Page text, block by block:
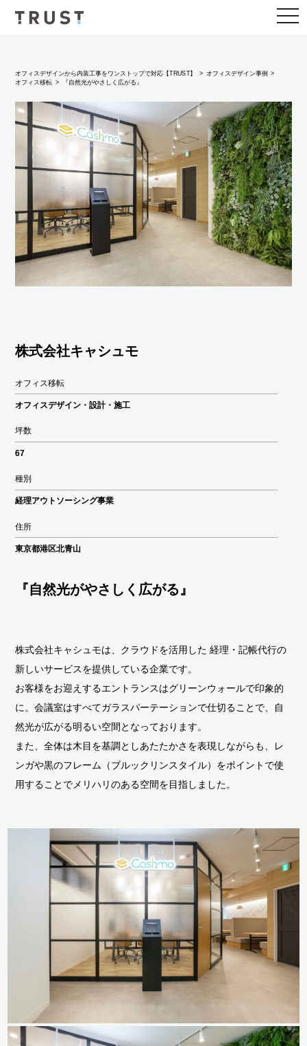
オフィスデザインから内装工事をワンストップで対応【TRUST】 オフィスデザイン事例
オフィス移転 『自然光がやさしく広がる』
株式会社キャシュモ
オフィス移転
オフィスデザイン・設計・施工
坪数
67
種別
経理アウトソーシング事業
住所
東京都港区北青山
『自然光がやさしく広がる』
株式会社キャシュモは、クラウドを活用した 経理・記帳代行の
新しいサービスを提供している企業です。
お客様をお迎えするエントランスはグリーンウォールで印象的
に。会議室はすべてガラスパーテーションで仕切ることで、自
然光が広がる明るい空間となっております。
また、全体は木目を基調としあたたかさを表現しながらも、レ
ンガや黒のフレーム（ブルックリンスタイル）をポイントで使
用することでメリハリのある空間を目指しました。